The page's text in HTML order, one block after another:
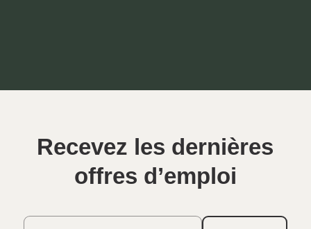
Recevez les dernières
offres d’emploi